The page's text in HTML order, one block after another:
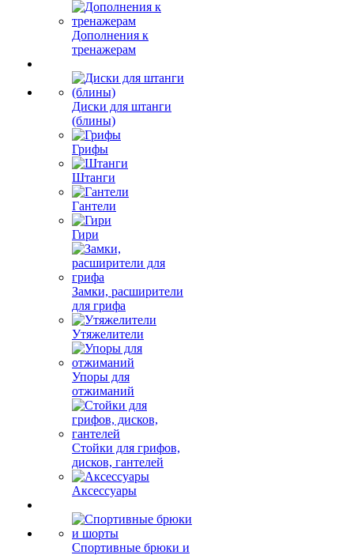
Дополнения к
тренажерам
Диски для штанги
(блины)
Грифы
Штанги
Гантели
Гири
Замки, расширители
для грифа
Утяжелители
Упоры для
отжиманий
Стойки для грифов,
дисков, гантелей
Аксессуары
Спортивные брюки и